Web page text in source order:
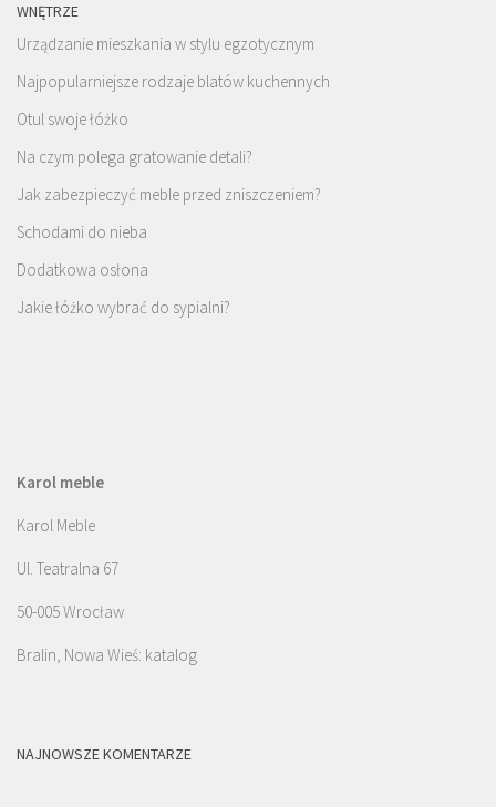
WNĘTRZE
Urządzanie mieszkania w stylu egzotycznym
Najpopularniejsze rodzaje blatów kuchennych
Otul swoje łóżko
Na czym polega gratowanie detali?
Jak zabezpieczyć meble przed zniszczeniem?
Schodami do nieba
Dodatkowa osłona
Jakie łóżko wybrać do sypialni?
Karol meble
Karol Meble
Ul. Teatralna 67
50-005 Wrocław
Bralin, Nowa Wieś: katalog
NAJNOWSZE KOMENTARZE